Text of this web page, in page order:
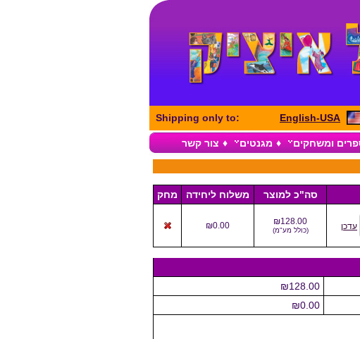
English-USA
Shipping only to:
ומשחקים ♦ מגנטים ♦ צור קשר
סה"כ למוצר משלוח ליחידה מחק
עדכן ₪128.00
(כולל מע"מ)
₪0.00
₪128.00
₪0.00